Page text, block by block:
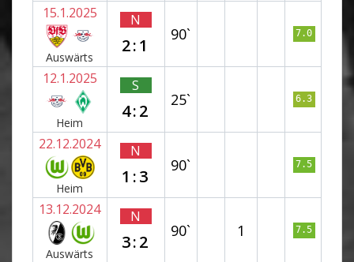
15.1.2025
Auswärts
N
2:1
90` 7.0
12.1.2025
Heim
S
4:2
25` 6.3
22.12.2024
Heim
N
1:3
90` 7.5
13.12.2024
Auswärts
N
3:2
90` 1 7.5